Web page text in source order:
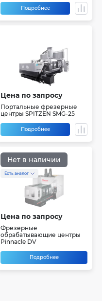
Подробнее
Цена по запросу
Портальные фрезерные
центры SPITZEN SMG-25
Подробнее
Нет в наличии
Есть аналог
Цена по запросу
Фрезерные
обрабатывающие центры
Pinnacle DV
Подробнее